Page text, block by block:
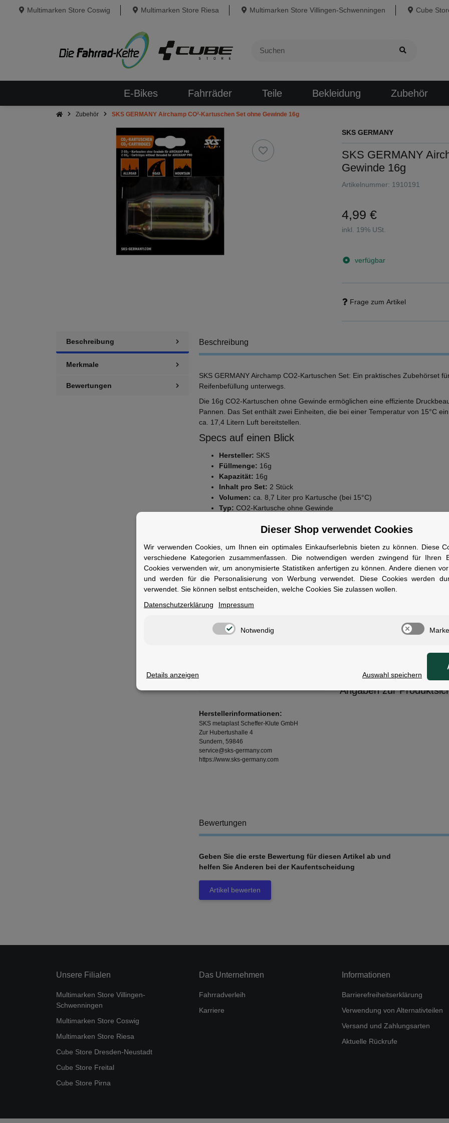
Multimarken Store Coswig Multimarken Store Riesa Multimarken Store Villingen-Schwenningen Cube
E-Bikes Fahrräder Teile Bekleidung Zubehör
Zubehör SKS GERMANY Airchamp CO²-Kartuschen Set ohne Gewinde 16g
SKS GERMANY
SKS GERMANY
Gewinde 16g
Artikelnummer: 1910191
4,99 €
inkl. 19% USt.
verfügbar
Frage zum Artikel
Beschreibung
Merkmale
Bewertungen
Beschreibung
SKS GERMANY Airchamp CO2-Kartuschen Set: Ein praktisches Zubehörset
Reifenbefüllung unterwegs.
Die 16g CO2-Kartuschen ohne Gewinde ermöglichen eine effiziente
Pannen. Das Set enthält zwei Einheiten, die bei einer Temperatur von 15°C
ca. 17,4 Litern Luft bereitstellen.
Specs auf einen Blick
Hersteller: SKS
Füllmenge: 16g
Kapazität: 16g
Inhalt pro Set: 2 Stück
Volumen: ca. 8,7 Liter pro Kartusche (bei 15°C)
Typ: CO2-Kartusche ohne Gewinde
Ideal für Rennrad- und Mountainbikefahrer, die eine kompakte und schnelle
suchen.
Merkmale
Angaben zur
Herstellerinformationen:
SKS metaplast Scheffer-Klute GmbH
Zur Hubertushalle 4
Sundern, 59846
service@sks-germany.com
https://www.sks-germany.com
Bewertungen
Geben Sie die erste Bewertung für diesen Artikel ab und
helfen Sie Anderen bei der Kaufentscheidung
Artikel bewerten
Unsere Filialen
Multimarken Store Villingen-
Schwenningen
Multimarken Store Coswig
Multimarken Store Riesa
Cube Store Dresden-Neustadt
Cube Store Freital
Cube Store Pirna
Das Unternehmen
Fahrradverleih
Karriere
Informationen
Barrierefreiheitserklärung
Verwendung von Alternativteilen
Versand und Zahlungsarten
Aktuelle Rückrufe
Dieser Shop verwendet Cookies
Wir verwenden Cookies, um Ihnen ein optimales Einkaufserlebnis bieten zu können. Diese
verschiedene Kategorien zusammenfassen. Die notwendigen werden zwingend für Ihren
Cookies verwenden wir, um anonymisierte Statistiken anfertigen zu können. Andere dienen
und werden für die Personalisierung von Werbung verwendet. Diese Cookies werden
verwendet. Sie können selbst entscheiden, welche Cookies Sie zulassen wollen.
Datenschutzerklärung
Impressum
Notwendig
Details anzeigen Auswahl speichern